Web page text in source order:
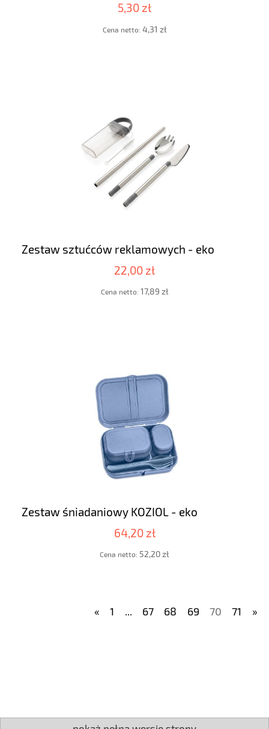
5,30 zł
Cena netto: 4,31 zł
Zestaw sztućców reklamowych - eko
22,00 zł
Cena netto: 17,89 zł
Zestaw śniadaniowy KOZIOL - eko
64,20 zł
Cena netto: 52,20 zł
« 1 ... 67 68 69 70 71 »